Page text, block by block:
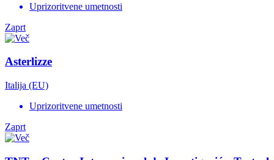
Uprizoritvene umetnosti
Zaprt
Asterlizze
Italija (EU)
Uprizoritvene umetnosti
Zaprt